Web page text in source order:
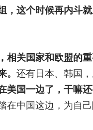
，这个时候再内斗
相关国家和欧盟的
。 还有日本、韩国
美国一边了，干嘛
在中国这边，为自